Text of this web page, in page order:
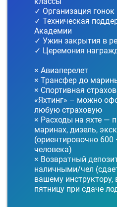
✓ Организация гонок
✓ Техническая
Академии
✓ Ужин закрытия в
✓ Церемония
× Авиаперелет
× Трансфер до
× Спортивная
«Яхтинг» – можно
любую страховую
× Расходы на яхте —
маринах, дизель,
(ориентировочно
человека)
× Возвратный
наличными/чел
вашему инструктору,
пятницу при сдаче